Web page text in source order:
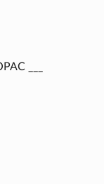
___